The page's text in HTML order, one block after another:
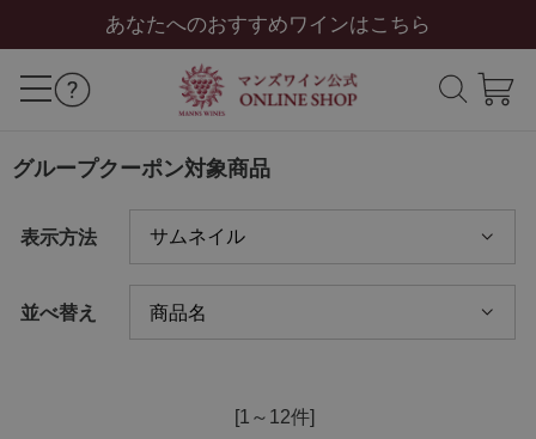
あなたへのおすすめワインはこちら
グループクーポン対象商品
表示方法
並べ替え
[1～12件]